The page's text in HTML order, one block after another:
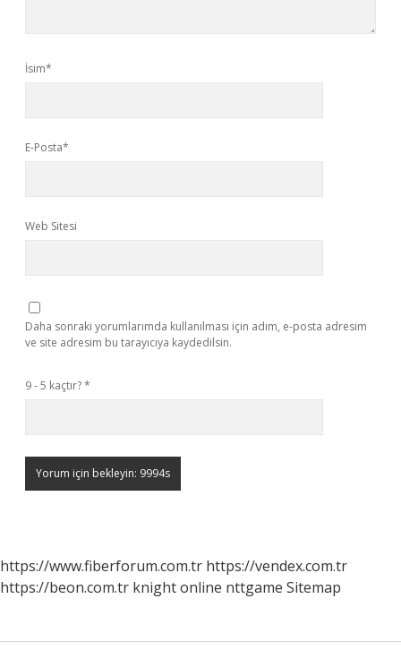
İsim*
E-Posta*
Web Sitesi
Daha sonraki yorumlarımda kullanılması için adım, e-posta adresim
ve site adresim bu tarayıcıya kaydedilsin.
9 - 5 kaçtır?*
https://www.fiberforum.com.tr https://vendex.com.tr
https://beon.com.tr knight online nttgame Sitemap